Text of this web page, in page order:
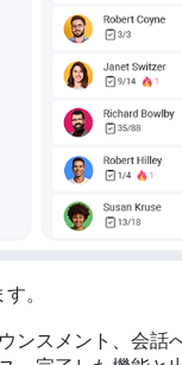
。
ンスメント、会話